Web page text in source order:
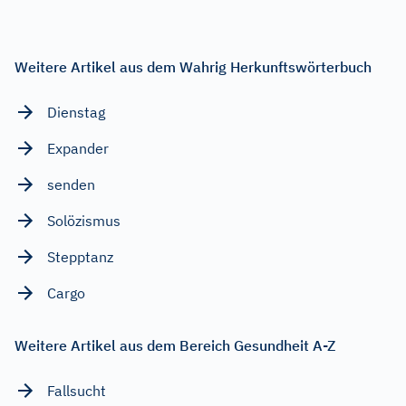
Weitere Artikel aus dem Wahrig Herkunftswörterbuch
Dienstag
Expander
senden
Solözismus
Stepptanz
Cargo
Weitere Artikel aus dem Bereich Gesundheit A-Z
Fallsucht